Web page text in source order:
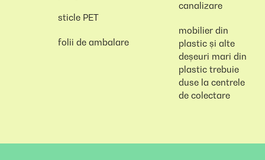
sticle PET
folii de ambalare
canalizare
mobilier din
plastic și alte
deșeuri mari din
plastic trebuie
duse la centrele
de colectare